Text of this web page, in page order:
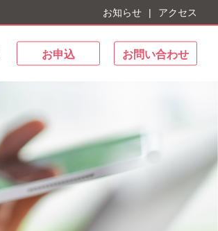
お知らせ アクセス
お申込 お問い合わせ